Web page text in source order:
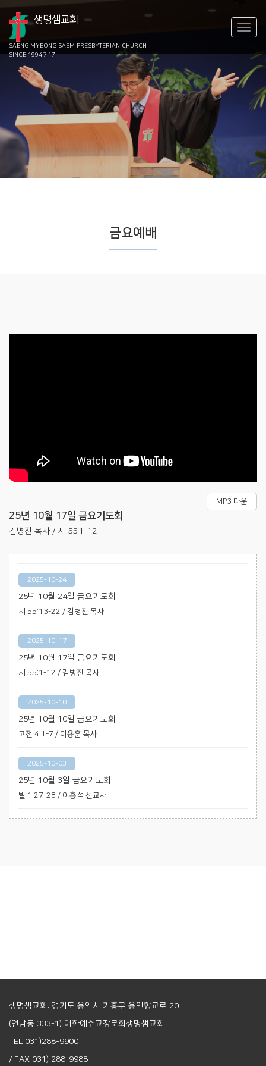
생명샘교회
SAENG MYEONG SAEM PRESBYTERIAN CHURCH
SINCE 1994.7.17
금요예배
MP3 다운
25년 10월 17일 금요기도회
김병진 목사 / 시 55:1-12
2025-10-24
25년 10월 24일 금요기도회
시 55:13-22 / 김병진 목사
2025-10-17
25년 10월 17일 금요기도회
시 55:1-12 / 김병진 목사
2025-10-10
25년 10월 10일 금요기도회
고전 4:1-7 / 이용훈 목사
2025-10-03
25년 10월 3일 금요기도회
빌 1:27-28 / 이흥석 선교사
생명샘교회: 경기도 용인시 기흥구 용인향교로 20
(언남동 333-1) 대한예수교장로회생명샘교회
TEL 031)288-9900
/ FAX 031) 288-9988